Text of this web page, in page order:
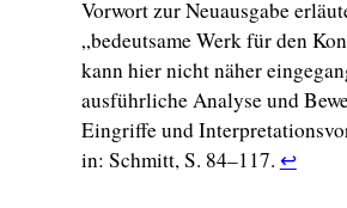
16
reference
in
text.
Vorwort zur Neuausgabe
„bedeutsame Werk für den
kann hier nicht näher
ausführliche Analyse und
Eingriffe und
in: Schmitt, S. 84–117. ↩Return